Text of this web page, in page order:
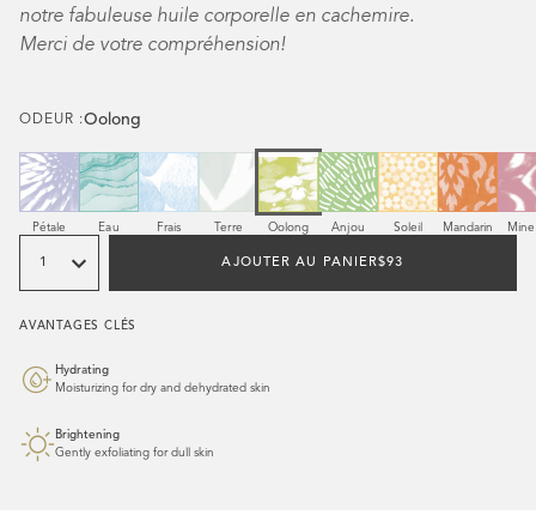
notre fabuleuse huile corporelle en cachemire.
Merci de votre compréhension!
ODEUR :Oolong
Parfum
Pétale Parfum
Eau Parfum
Frais Parfum
Terre Parfum
Oolong Parfum
Anjou Parfum
Soleil Parfum
Mandarin
AJOUTER AU PANIERREGULAR
$93
AVANTAGES CLÉS
Hydrating
Moisturizing for dry and dehydrated skin
Brightening
Gently exfoliating for dull skin